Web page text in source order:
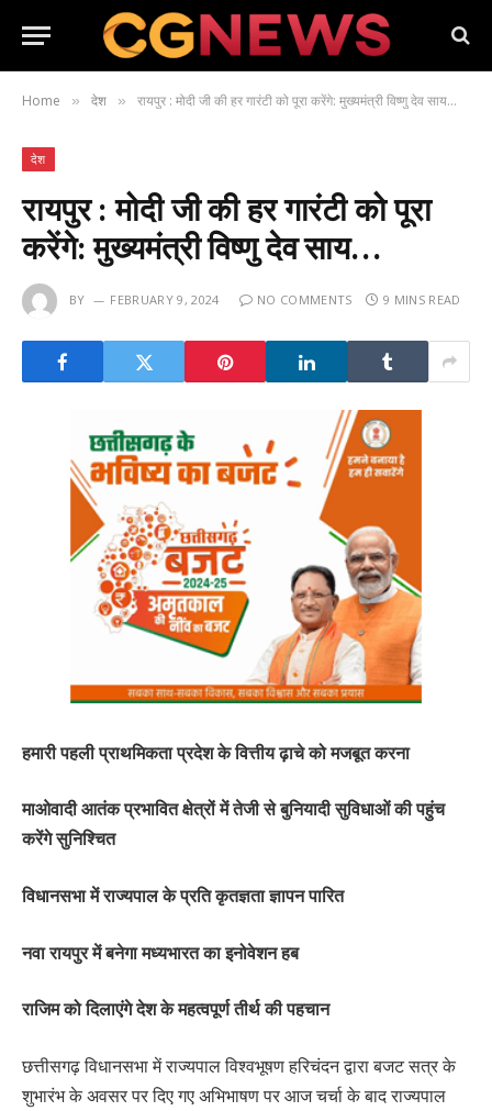
Home » देश » रायपुर : मोदी जी की हर गारंटी को पूरा करेंगे: मुख्यमंत्री विष्णु देव साय…
देश
रायपुर : मोदी जी की हर गारंटी को पूरा
करेंगे: मुख्यमंत्री विष्णु देव साय…
BY FEBRUARY 9, 2024 NO COMMENTS 9 MINS READ
हमारी पहली प्राथमिकता प्रदेश के वित्तीय ढ़ाचे को मजबूत करना
माओवादी आतंक प्रभावित क्षेत्रों में तेजी से बुनियादी सुविधाओं की पहुंच
करेंगे सुनिश्चित
विधानसभा में राज्यपाल के प्रति कृतज्ञता ज्ञापन पारित
नवा रायपुर में बनेगा मध्यभारत का इनोवेशन हब
राजिम को दिलाएंगे देश के महत्वपूर्ण तीर्थ की पहचान
छत्तीसगढ़ विधानसभा में राज्यपाल विश्वभूषण हरिचंदन द्वारा बजट सत्र के
शुभारंभ के अवसर पर दिए गए अभिभाषण पर आज चर्चा के बाद राज्यपाल